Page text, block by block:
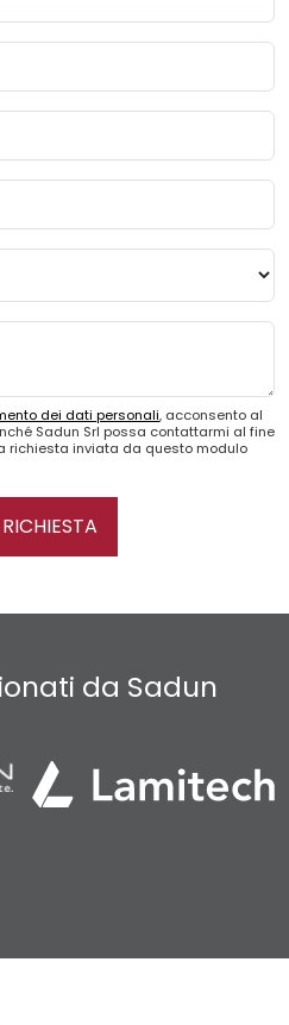
dei dati personali, acconsento al
Sadun Srl possa contattarmi al fine
richiesta inviata da questo modulo
da Sadun